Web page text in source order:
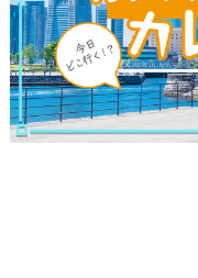
サイトについて